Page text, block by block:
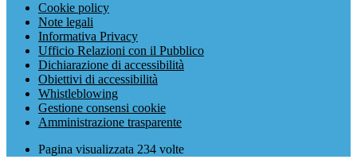
Cookie policy
Note legali
Informativa Privacy
Ufficio Relazioni con il Pubblico
Dichiarazione di accessibilità
Obiettivi di accessibilità
Whistleblowing
Gestione consensi cookie
Amministrazione trasparente
Pagina visualizzata 234 volte